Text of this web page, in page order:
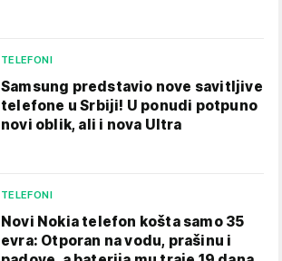
TELEFONI
Samsung predstavio nove savitljive
telefone u Srbiji! U ponudi potpuno
novi oblik, ali i nova Ultra
TELEFONI
Novi Nokia telefon košta samo 35
evra: Otporan na vodu, prašinu i